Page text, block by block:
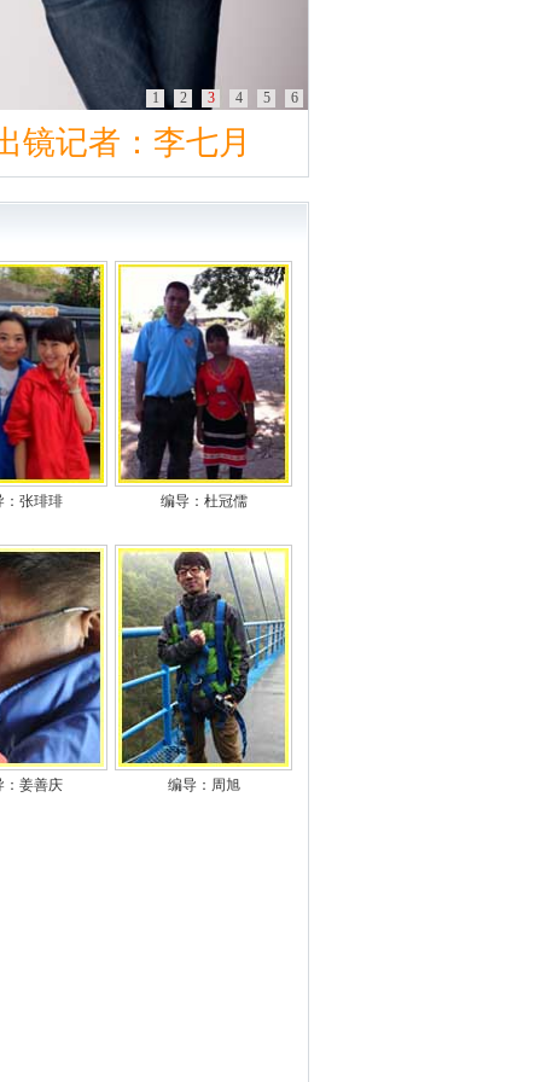
镜记者：唐天骄
镜记者：谭文颖
镜记者：李七月
出镜记者：王静
镜记者：蔡丽娜
镜记者：张梦路
1 2 3 4 5 6
：张琲琲 编导：杜冠儒
：姜善庆 编导：周旭